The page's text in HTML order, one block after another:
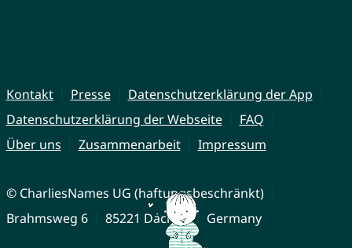
Kontakt Presse
Datenschutzerklärung der App
Datenschutzerklärung der Webseite
FAQ
Über uns
Zusammenarbeit Impressum
© CharliesNames UG (haftungsbeschränkt)
Brahmsweg 6
85221 Dachau Germany